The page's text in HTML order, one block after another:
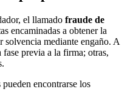
el llamado fraude de
encaminadas a obtener la
solvencia mediante engaño. A
fase previa a la firma; otras,
encontrarse los